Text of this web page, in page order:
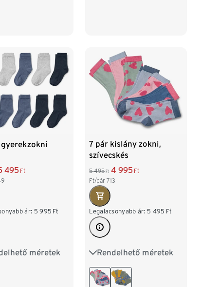
gyerekzokni
495 Ft
ár: 5 995 Ft
méretek
27-30 31-34
7 pár kislány zokni,
szívecskés
5 495 Ft 4 995 Ft
Ft/pár713
Legalacsonyabb ár: 5 495 Ft
Rendelhető méretek
23-26 27-30 31-34